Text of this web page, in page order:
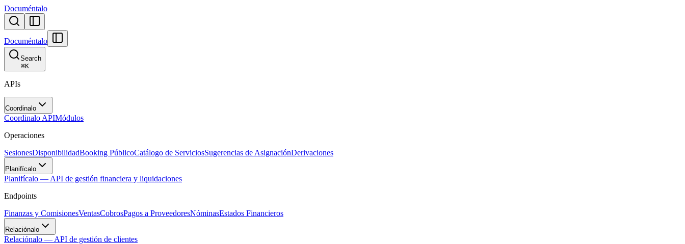
Documéntalo
Documéntalo
Search
⌘K
APIs
Coordinalo
Coordinalo APIMódulos
Operaciones
SesionesDisponibilidadBooking PúblicoCatálogo de ServiciosSugerencias de AsignaciónDerivaciones
Planifícalo
Planifícalo — API de gestión financiera y liquidaciones
Endpoints
Finanzas y ComisionesVentasCobrosPagos a ProveedoresNóminasEstados Financieros
Relaciónalo
Relaciónalo — API de gestión de clientes